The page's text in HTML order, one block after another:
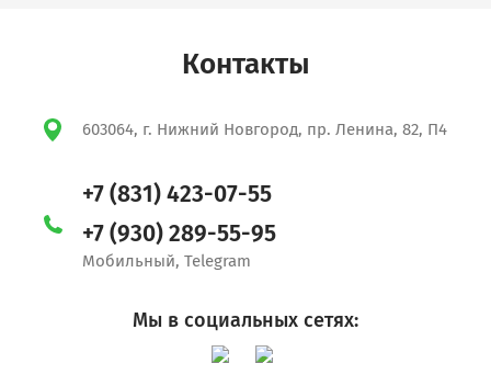
Контакты
603064, г. Нижний Новгород, пр. Ленина, 82, П4
+7 (831) 423-07-55
+7 (930) 289-55-95
Мобильный, Telegram
Мы в социальных сетях: